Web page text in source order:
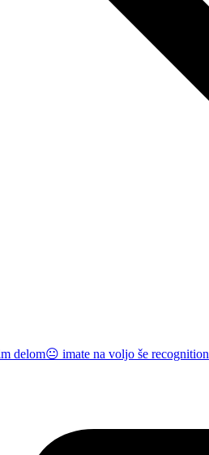
delom😐 imate na voljo še recognition